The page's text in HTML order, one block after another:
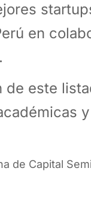
en
de este
de Capital